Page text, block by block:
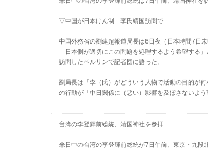
▽中国が日本けん制 李氏靖国訪問で
中国外務省の劉建超報道局長は6日夜（日本時間7日
「日本側が適切にこの問題を処理するよう希望する
訪問したベルリンで記者団に語った。
劉局長は「李（氏）がどういう人物で活動の目的が
の行動が「中日関係に（悪い）影響を及ぼさないよう
台湾の李登輝前総統、靖国神社を参拝
来日中の台湾の李登輝前総統が7日午前、東京・九段